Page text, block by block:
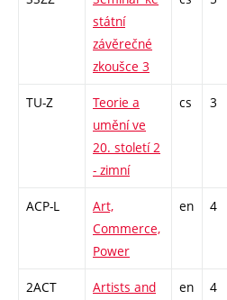
státní
závěrečné
zkoušce 3
TU-Z
Teorie a
umění ve
20. století 2
- zimní
cs 3
ACP-L
Art,
Commerce,
Power
en 4
2ACT
Artists and
en 4